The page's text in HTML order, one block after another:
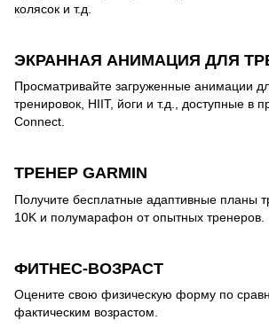
колясок и т.д.
ЭКРАННАЯ АНИМАЦИЯ ДЛЯ
Просматривайте загруженные анимации
тренировок, HIIT, йоги и т.д., доступные в
Connect.
ТРЕНЕР GARMIN
Получите бесплатные адаптивные планы
10K и полумарафон от опытных тренеров.
ФИТНЕС-ВОЗРАСТ
Оцените свою физическую форму по
фактическим возрастом.